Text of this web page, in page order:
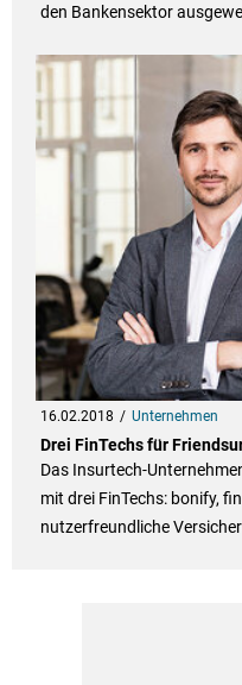
den Bankensektor
16.02.2018 Unternehmen
Drei FinTechs für
Das Insurtech-
mit drei FinTechs: bonify,
nutzerfreundliche